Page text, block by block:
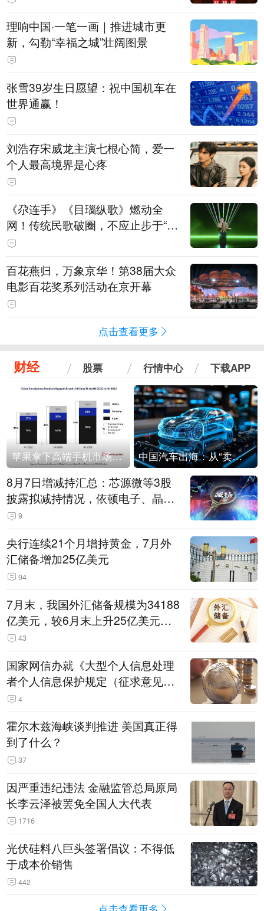
理响中国·一笔一画｜推进城市更
新，勾勒“幸福之城”壮阔图景
张雪39岁生日愿望：祝中国机车在
世界通赢！
刘浩存宋威龙主演七根心简，爱一
个人最高境界是心疼
《尕连手》《目瑙纵歌》燃动全
网！传统民歌破圈，不应止步于“上
头”
百花燕归，万象京华！第38届大众
电影百花奖系列活动在京开幕
点击查看更多
财经 股票 行情中心 下载APP
苹果拿下高端手机市场65%的份额：iPhone 17系列功不可没 中国汽车出海：从“卖出去”到“走进去”
8月7日增减持汇总：芯源微等3股
披露拟减持情况，依顿电子、晶华
微拟增持（表）
9
央行连续21个月增持黄金，7月外
汇储备增加25亿美元
94
7月末，我国外汇储备规模为34188
亿美元，较6月末上升25亿美元，
升幅为0.07%
43
国家网信办就《大型个人信息处理
者个人信息保护规定（征求意见
稿）》公开征求意见
4
霍尔木兹海峡谈判推进 美国真正得
到了什么？
37
因严重违纪违法 金融监管总局原局
长李云泽被罢免全国人大代表
1716
光伏硅料八巨头签署倡议：不得低
于成本价销售
442